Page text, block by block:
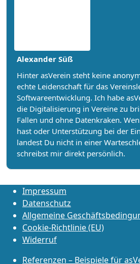
Alexander Süß
Hinter asVerein steht keine
echte Leidenschaft für das
Softwareentwicklung. Ich habe
die Digitalisierung in Vereine zu
Fallen und ohne Datenkraken.
hast oder Unterstützung bei der
landest Du nicht in einer
schreibst mir direkt persönlich.
Impressum
Datenschutz
Allgemeine
Cookie-Richtlinie (EU)
Widerruf
Referenzen – Beispiele für